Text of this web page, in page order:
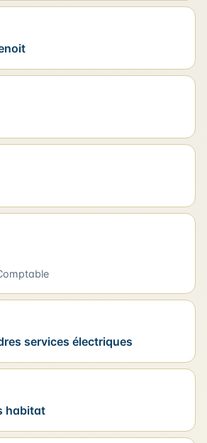
SIMPLE
SIMPLE
SIMPLE
SIMPLE
SIMPLE
services électriques
SIMPLE
habitat